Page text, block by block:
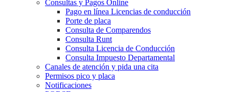
Consultas y Pagos Online
Pago en línea Licencias de conducción
Porte de placa
Consulta de Comparendos
Consulta Runt
Consulta Licencia de Conducción
Consulta Impuesto Departamental
Canales de atención y pida una cita
Permisos pico y placa
Notificaciones